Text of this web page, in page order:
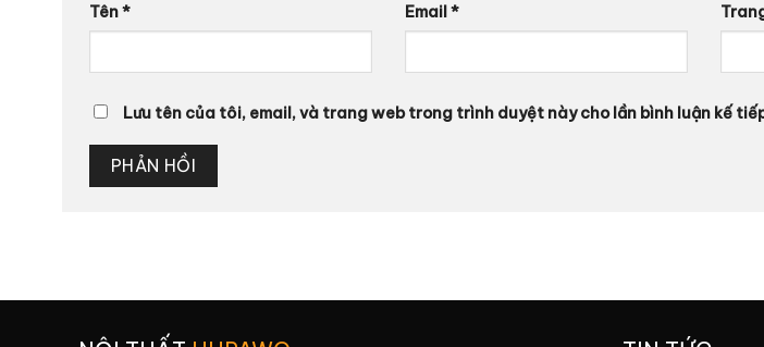
Tên* Email *
Lưu tên của tôi, email, và trang web trong trình duyệt này cho lần bình luận kế